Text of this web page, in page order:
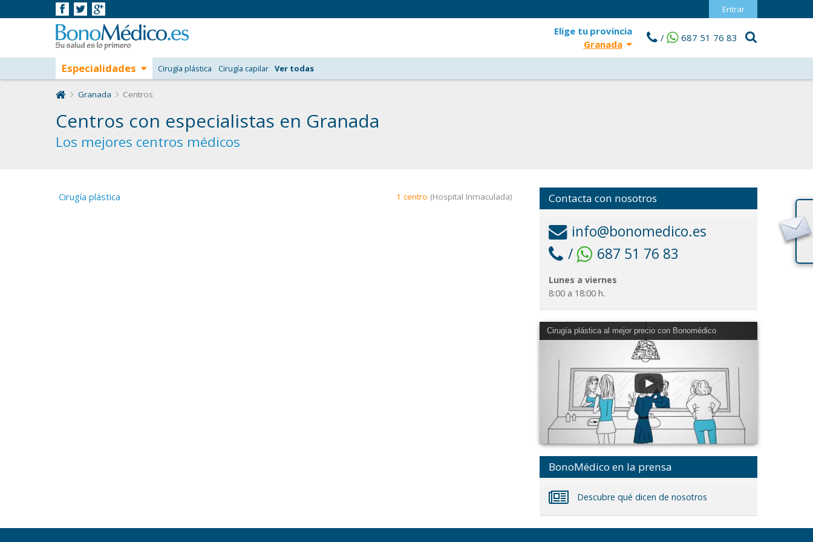
Entrar
Elige tu provincia
Granada
/ 687 51 76 83
Granada Centros
Centros con especialistas en Granada
Los mejores centros médicos
Cirugía plástica 1 centro (Hospital Inmaculada) Contacta con nosotros
info@bonomedico.es
/
687 51 76 83
Lunes a viernes
8:00 a 18:00 h.
Cirugía plástica al mejor precio con Bonomédico
BonoMédico en la prensa
Descubre qué dicen de nosotros
Especialidades Cirugía plástica Cirugía capilar Ver todas